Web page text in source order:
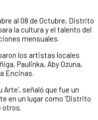
al 08 de Octubre, Distrito
la cultura y el talento del
mensuales.
los artistas locales
Paulinka, Aby Ozuna,
Encinas.
Arte’, señaló que fue un
en un lugar como ‘Distrito
otros.